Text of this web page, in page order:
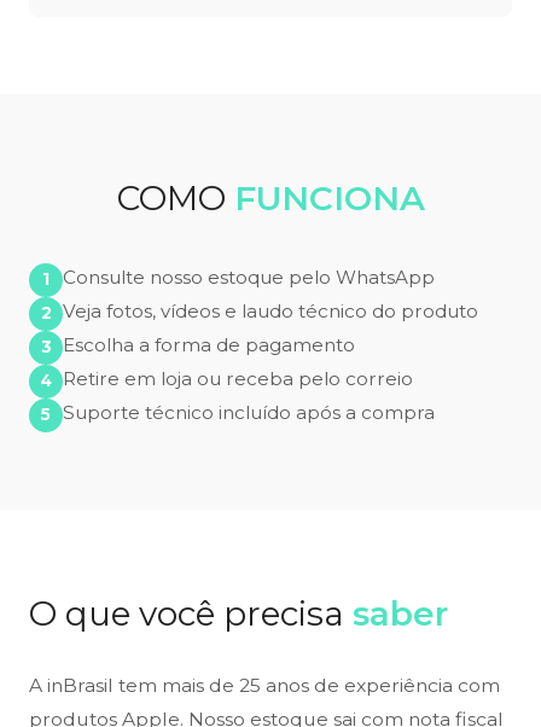
COMO FUNCIONA
Consulte nosso estoque pelo WhatsApp
Veja fotos, vídeos e laudo técnico do produto
Escolha a forma de pagamento
Retire em loja ou receba pelo correio
Suporte técnico incluído após a compra
O que você precisa saber
A inBrasil tem mais de 25 anos de experiência com
produtos Apple. Nosso estoque sai com nota fiscal